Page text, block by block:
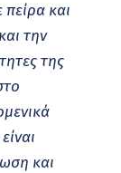
και
την
της
και